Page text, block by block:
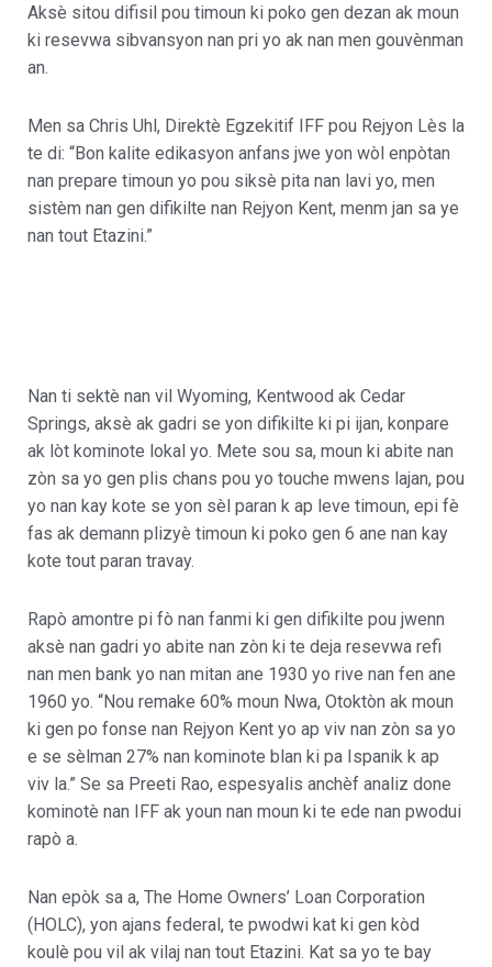
Aksè sitou difisil pou timoun ki poko gen dezan ak moun
ki resevwa sibvansyon nan pri yo ak nan men gouvènman
an.
Men sa Chris Uhl, Direktè Egzekitif IFF pou Rejyon Lès la
te di: “Bon kalite edikasyon anfans jwe yon wòl enpòtan
nan prepare timoun yo pou siksè pita nan lavi yo, men
sistèm nan gen difikilte nan Rejyon Kent, menm jan sa ye
nan tout Etazini.”
Nan ti sektè nan vil Wyoming, Kentwood ak Cedar
Springs, aksè ak gadri se yon difikilte ki pi ijan, konpare
ak lòt kominote lokal yo. Mete sou sa, moun ki abite nan
zòn sa yo gen plis chans pou yo touche mwens lajan, pou
yo nan kay kote se yon sèl paran k ap leve timoun, epi fè
fas ak demann plizyè timoun ki poko gen 6 ane nan kay
kote tout paran travay.
Rapò amontre pi fò nan fanmi ki gen difikilte pou jwenn
aksè nan gadri yo abite nan zòn ki te deja resevwa refi
nan men bank yo nan mitan ane 1930 yo rive nan fen ane
1960 yo. “Nou remake 60% moun Nwa, Otoktòn ak moun
ki gen po fonse nan Rejyon Kent yo ap viv nan zòn sa yo
e se sèlman 27% nan kominote blan ki pa Ispanik k ap
viv la.” Se sa Preeti Rao, espesyalis anchèf analiz done
kominotè nan IFF ak youn nan moun ki te ede nan pwodui
rapò a.
Nan epòk sa a, The Home Owners’ Loan Corporation
(HOLC), yon ajans federal, te pwodwi kat ki gen kòd
koulè pou vil ak vilaj nan tout Etazini. Kat sa yo te bay